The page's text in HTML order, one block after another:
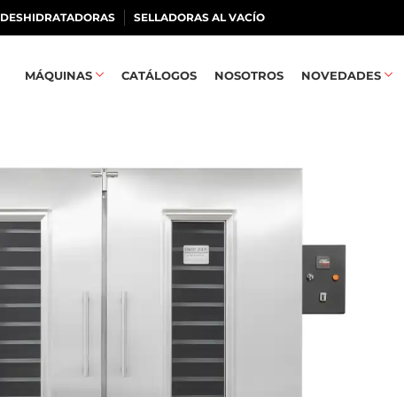
DESHIDRATADORAS SELLADORAS AL VACÍO
MÁQUINAS CATÁLOGOS NOSOTROS NOVEDADES